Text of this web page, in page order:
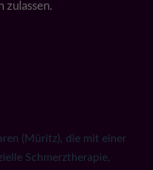
zulassen.
(Müritz), die mit einer
Schmerztherapie,